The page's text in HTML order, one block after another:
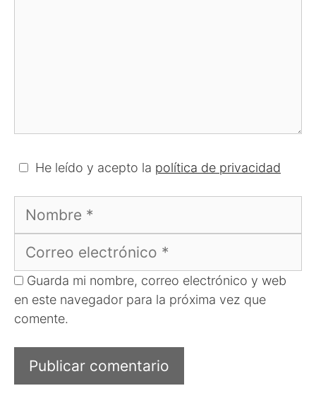
He leído y acepto la política de privacidad
electrónico
Guarda mi nombre, correo electrónico y web
en este navegador para la próxima vez que
comente.